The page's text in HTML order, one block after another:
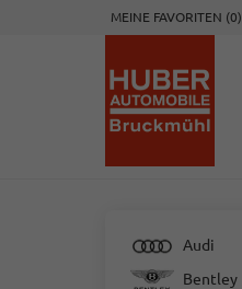
MEINE FAVORITEN (0)
Audi
Bentley